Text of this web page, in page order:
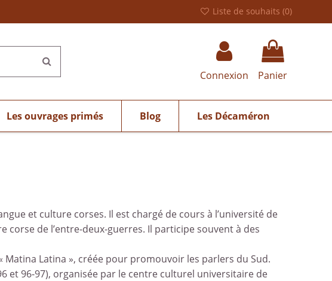
Liste de souhaits (0)
Connexion Panier
Les ouvrages primés Blog Les Décaméron
et culture corses. Il est chargé de cours à l’université de
de l’entre-deux-guerres. Il participe souvent à des
Matina Latina », créée pour promouvoir les parlers du Sud.
et 96-97), organisée par le centre culturel universitaire de